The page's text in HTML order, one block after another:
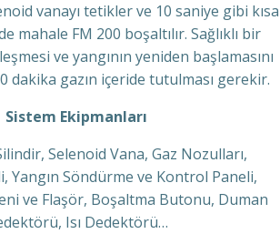
vanayı tetikler ve 10 saniye gibi kısa
mahale FM 200 boşaltılır. Sağlıklı bir
ve yangının yeniden başlamasını
dakika gazın içeride tutulması gerekir.
Sistem Ekipmanları
Selenoid Vana, Gaz Nozulları,
Yangın Söndürme ve Kontrol Paneli,
ve Flaşör, Boşaltma Butonu, Duman
Isı Dedektörü…